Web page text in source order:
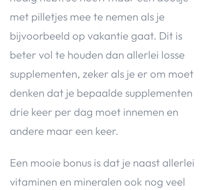
met pilletjes mee te nemen als je
bijvoorbeeld op vakantie gaat. Dit is
beter vol te houden dan allerlei losse
supplementen, zeker als je er om moet
denken dat je bepaalde supplementen
drie keer per dag moet innemen en
andere maar een keer.
Een mooie bonus is dat je naast allerlei
vitaminen en mineralen ook nog veel